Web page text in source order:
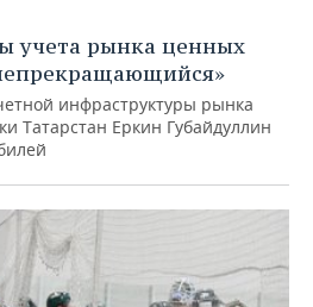
учета рынка ценных
инфраструктуры рынка
Татарстан Еркин Губайдуллин